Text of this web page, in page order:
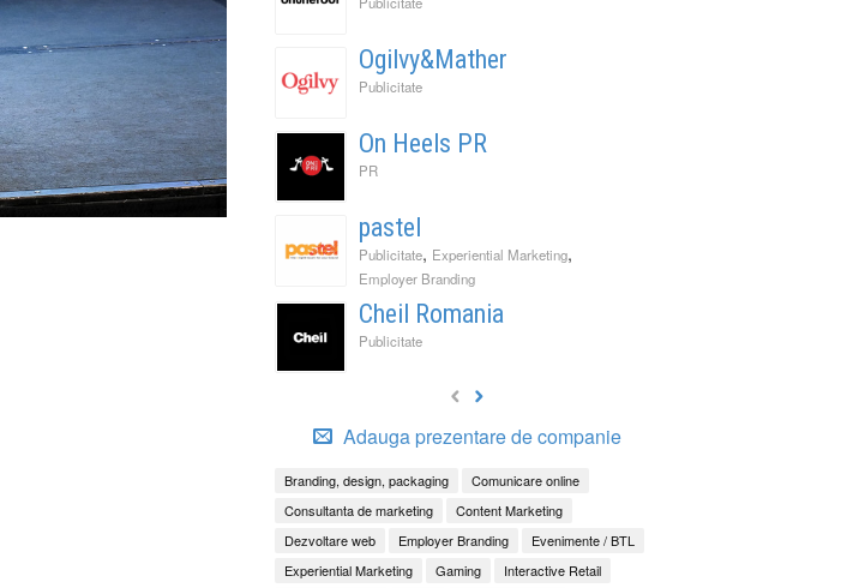
Ogilvy&Mather
Publicitate
On Heels PR
PR
pastel
Publicitate, Experiential Marketing,
Employer Branding
Cheil Romania
Publicitate
Adauga prezentare de companie
Branding, design, packaging
Comunicare online
Consultanta de marketing
Content Marketing
Dezvoltare web
Employer Branding
Evenimente / BTL
Experiential Marketing
Gaming
Interactive Retail